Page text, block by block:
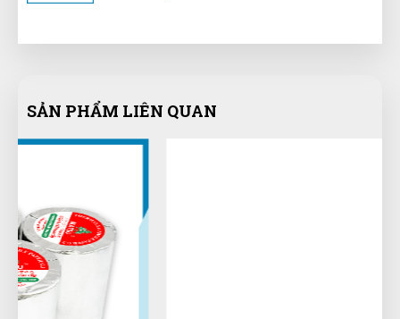
rồi nha
PP
Phạm Hoàng Phúc
NN
SẢN PHẨM LIÊN QUAN